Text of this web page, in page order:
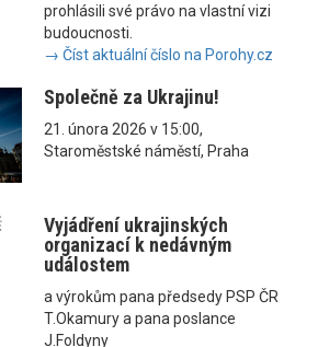
prohlásili své právo na vlastní vizi
budoucnosti.
→ Číst aktuální číslo na Porohy.cz
Společně za Ukrajinu!
21. února 2026 v 15:00,
Staroměstské náměstí, Praha
Vyjádření ukrajinských
organizací k nedávným
událostem
a výrokům pana předsedy PSP ČR
T.Okamury a pana poslance
J.Foldyny